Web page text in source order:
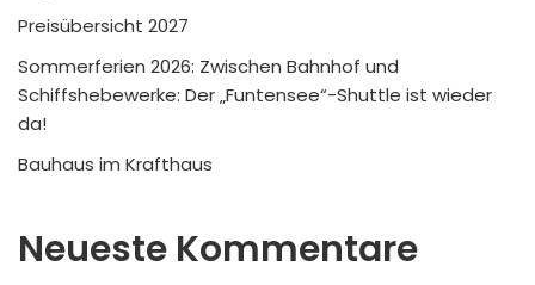
Preisübersicht 2027
Sommerferien 2026: Zwischen Bahnhof und
Schiffshebewerke: Der „Funtensee“-Shuttle ist wieder
da!
Bauhaus im Krafthaus
Neueste Kommentare